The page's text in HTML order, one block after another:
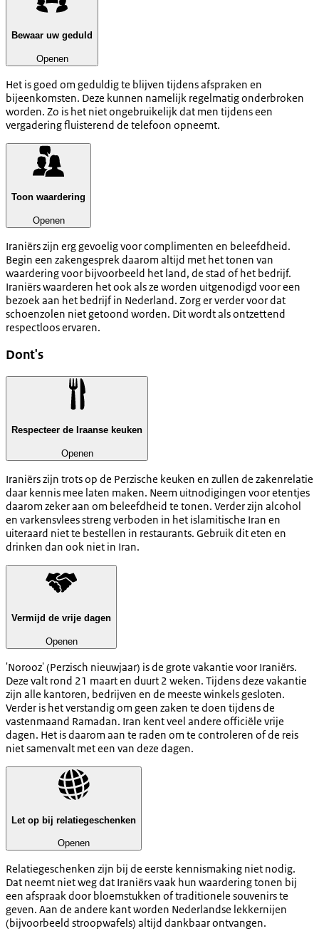
Bewaar uw geduld
Openen
Het is goed om geduldig te blijven tijdens afspraken en
bijeenkomsten. Deze kunnen namelijk regelmatig onderbroken
worden. Zo is het niet ongebruikelijk dat men tijdens een
vergadering fluisterend de telefoon opneemt.
Toon waardering
Openen
Iraniërs zijn erg gevoelig voor complimenten en beleefdheid.
Begin een zakengesprek daarom altijd met het tonen van
waardering voor bijvoorbeeld het land, de stad of het bedrijf.
Iraniërs waarderen het ook als ze worden uitgenodigd voor een
bezoek aan het bedrijf in Nederland. Zorg er verder voor dat
schoenzolen niet getoond worden. Dit wordt als ontzettend
respectloos ervaren.
Dont's
Respecteer de Iraanse keuken
Openen
Iraniërs zijn trots op de Perzische keuken en zullen de zakenrelatie
daar kennis mee laten maken. Neem uitnodigingen voor etentjes
daarom zeker aan om beleefdheid te tonen. Verder zijn alcohol
en varkensvlees streng verboden in het islamitische Iran en
uiteraard niet te bestellen in restaurants. Gebruik dit eten en
drinken dan ook niet in Iran.
Vermijd de vrije dagen
Openen
'Norooz' (Perzisch nieuwjaar) is de grote vakantie voor Iraniërs.
Deze valt rond 21 maart en duurt 2 weken. Tijdens deze vakantie
zijn alle kantoren, bedrijven en de meeste winkels gesloten.
Verder is het verstandig om geen zaken te doen tijdens de
vastenmaand Ramadan. Iran kent veel andere officiële vrije
dagen. Het is daarom aan te raden om te controleren of de reis
niet samenvalt met een van deze dagen.
Let op bij relatiegeschenken
Openen
Relatiegeschenken zijn bij de eerste kennismaking niet nodig.
Dat neemt niet weg dat Iraniërs vaak hun waardering tonen bij
een afspraak door bloemstukken of traditionele souvenirs te
geven. Aan de andere kant worden Nederlandse lekkernijen
(bijvoorbeeld stroopwafels) altijd dankbaar ontvangen.